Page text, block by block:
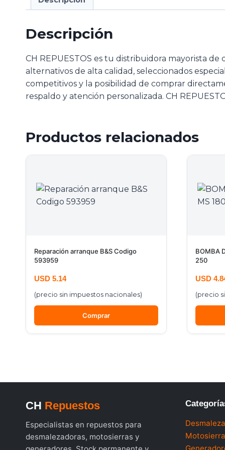
Descripción
CH REPUESTOS es tu distribuidora mayorista
alternativos de alta calidad, seleccionados
competitivos y la posibilidad de comprar
respaldo y atención personalizada. CH
Productos relacionados
Reparación arranque B&S Codigo
593959
USD 5.14
(precio sin impuestos nacionales)
Comprar
BOMBA
250
USD
(precio
CH Repuestos
Especialistas en repuestos para
desmalezadoras, motosierras y